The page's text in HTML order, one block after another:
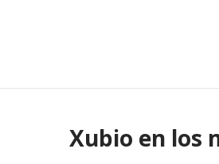
Xubio en los